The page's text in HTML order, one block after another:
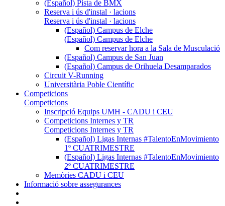
(Español) Pista de BMX
Reserva i ús d'instal · lacions
Reserva i ús d'instal · lacions
(Español) Campus de Elche
(Español) Campus de Elche
Com reservar hora a la Sala de Musculació
(Español) Campus de San Juan
(Español) Campus de Orihuela Desamparados
Circuit V-Running
Universitària Poble Científic
Competicions
Competicions
Inscripció Equips UMH - CADU i CEU
Competicions Internes y TR
Competicions Internes y TR
(Español) Ligas Internas #TalentoEnMovimiento
1º CUATRIMESTRE
(Español) Ligas Internas #TalentoEnMovimiento
2º CUATRIMESTRE
Memòries CADU i CEU
Informació sobre assegurances